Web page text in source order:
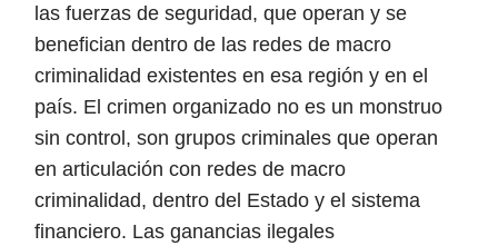
las fuerzas de seguridad, que operan y se
benefician dentro de las redes de macro
criminalidad existentes en esa región y en el
país. El crimen organizado no es un monstruo
sin control, son grupos criminales que operan
en articulación con redes de macro
criminalidad, dentro del Estado y el sistema
financiero. Las ganancias ilegales